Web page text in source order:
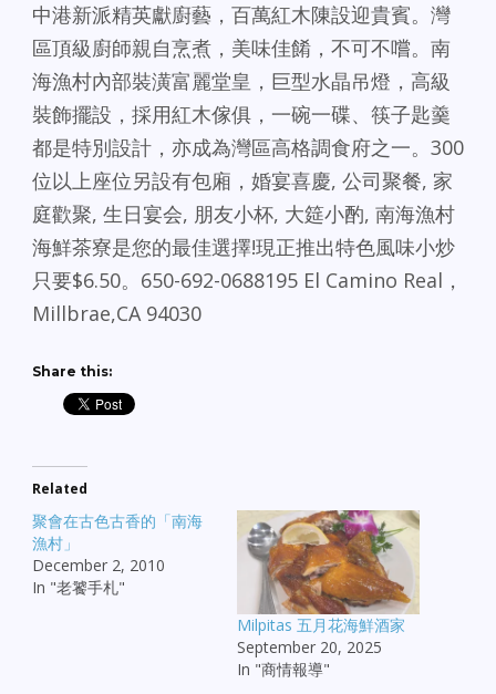
中港新派精英獻廚藝，百萬紅木陳設迎貴賓。灣
區頂級廚師親自烹煮，美味佳餚，不可不嚐。南
海漁村內部裝潢富麗堂皇，巨型水晶吊燈，高級
裝飾擺設，採用紅木傢俱，一碗一碟、筷子匙羹
都是特別設計，亦成為灣區高格調食府之一。300
位以上座位另設有包廂，婚宴喜慶, 公司聚餐, 家
庭歡聚, 生日宴会, 朋友小杯, 大筵小酌, 南海漁村
海鮮茶寮是您的最佳選擇!現正推出特色風味小炒
只要$6.50。650-692-0688195 El Camino Real，
Millbrae,CA 94030
Share this:
Related
聚會在古色古香的「南海
漁村」
December 2, 2010
In "老饕手札"
Milpitas 五月花海鮮酒家
September 20, 2025
In "商情報導"